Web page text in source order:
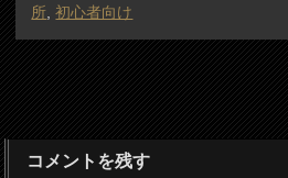
所,初心者向け
コメントを残す